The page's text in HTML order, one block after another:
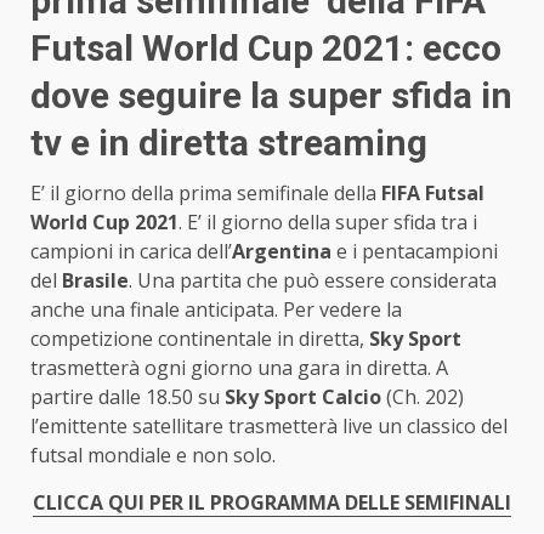
Futsal World Cup 2021: ecco
dove seguire la super sfida in
tv e in diretta streaming
E’ il giorno della prima semifinale della FIFA Futsal
World Cup 2021. E’ il giorno della super sfida tra i
campioni in carica dell’Argentina e i pentacampioni
del Brasile. Una partita che può essere considerata
anche una finale anticipata. Per vedere la
competizione continentale in diretta, Sky Sport
trasmetterà ogni giorno una gara in diretta. A
partire dalle 18.50 su Sky Sport Calcio(Ch. 202)
l’emittente satellitare trasmetterà live un classico del
futsal mondiale e non solo.
CLICCA QUI PER IL PROGRAMMA DELLE SEMIFINALI